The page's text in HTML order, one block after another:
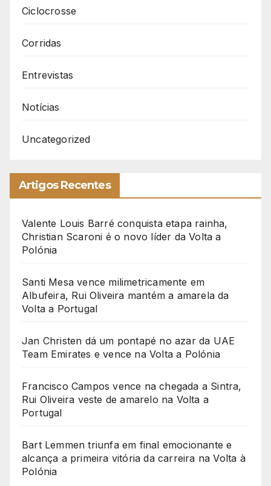
Ciclocrosse
Corridas
Entrevistas
Notícias
Uncategorized
Artigos Recentes
Valente Louis Barré conquista etapa rainha,
Christian Scaroni é o novo líder da Volta a
Polónia
Santi Mesa vence milimetricamente em
Albufeira, Rui Oliveira mantém a amarela da
Volta a Portugal
Jan Christen dá um pontapé no azar da UAE
Team Emirates e vence na Volta a Polónia
Francisco Campos vence na chegada a Sintra,
Rui Oliveira veste de amarelo na Volta a
Portugal
Bart Lemmen triunfa em final emocionante e
alcança a primeira vitória da carreira na Volta à
Polónia